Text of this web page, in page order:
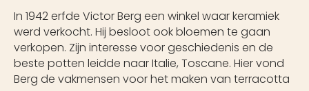
In 1942 erfde Victor Berg een winkel waar keramiek
werd verkocht. Hij besloot ook bloemen te gaan
verkopen. Zijn interesse voor geschiedenis en de
beste potten leidde naar Italie, Toscane. Hier vond
Berg de vakmensen voor het maken van terracotta